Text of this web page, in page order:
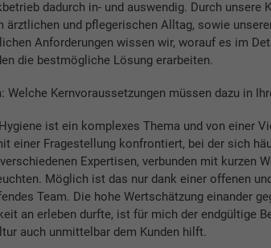
dadurch in- und auswendig. Durch unsere
ärztlichen und pflegerischen Alltag, sowie
Anforderungen wissen wir, worauf es im
die bestmögliche Lösung erarbeiten.
: Welche Kernvoraussetzungen müssen dazu in
ist ein komplexes Thema und von einer
einer Fragestellung konfrontiert, bei der sich
Expertisen, verbunden mit kurzen
Möglich ist das nur dank einer offenen
Team. Die hohe Wertschätzung einander
an erleben durfte, ist für mich der endgültige
auch unmittelbar dem Kunden hilft.